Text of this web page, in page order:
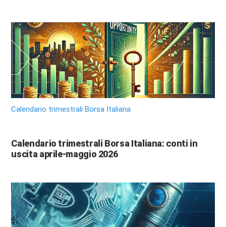
Calendario trimestrali Borsa Italiana
Calendario trimestrali Borsa Italiana: conti in
uscita aprile-maggio 2026